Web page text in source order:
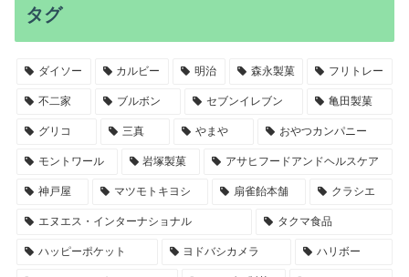
タグ
ダイソー カルビー 明治 森永製菓 フリトレー
不二家 ブルボン セブンイレブン 亀田製菓
グリコ 三真 やまや おやつカンパニー
モントワール 岩塚製菓 アサヒフードアンドヘルスケア
神戸屋 マツモトキヨシ 扇雀飴本舗 クラシエ
エヌエス・インターナショナル タクマ食品
ハッピーポケット ヨドバシカメラ ハリボー